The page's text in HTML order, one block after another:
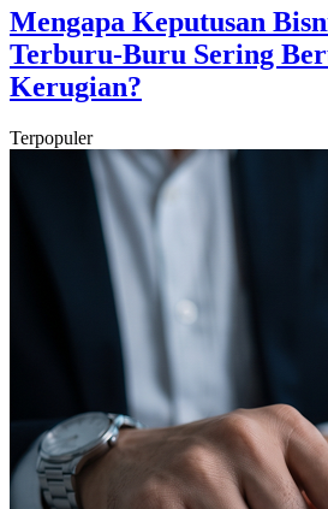
Mengapa Keputusan
Terburu-Buru Sering
Kerugian?
Terpopuler